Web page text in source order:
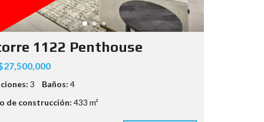
1122 Penthouse
3 Baños: 4
de construcción: 433 m²